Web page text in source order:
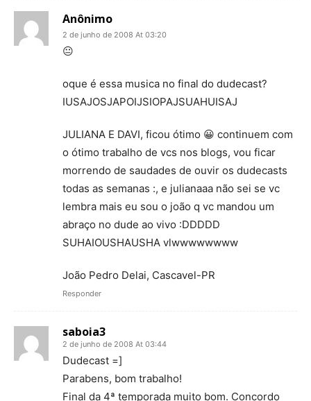
Anônimo
2 de junho de 2008 At 03:20
😐
oque é essa musica no final do dudecast?
IUSAJOSJAPOIJSIOPAJSUAHUISAJ
JULIANA E DAVI, ficou ótimo 😀 continuem com
o ótimo trabalho de vcs nos blogs, vou ficar
morrendo de saudades de ouvir os dudecasts
todas as semanas :, e julianaaa não sei se vc
lembra mais eu sou o joão q vc mandou um
abraço no dude ao vivo :DDDDD
SUHAIOUSHAUSHA vlwwwwwwww
João Pedro Delai, Cascavel-PR
Responder
saboia3
2 de junho de 2008 At 03:44
Dudecast =]
Parabens, bom trabalho!
Final da 4ª temporada muito bom. Concordo